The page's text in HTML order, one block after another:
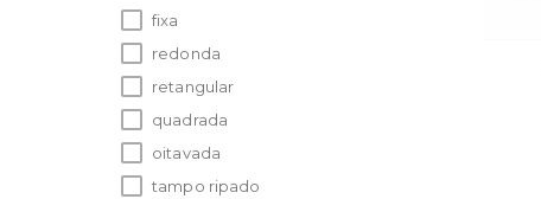
fixa
redonda
retangular
quadrada
oitavada
tampo ripado